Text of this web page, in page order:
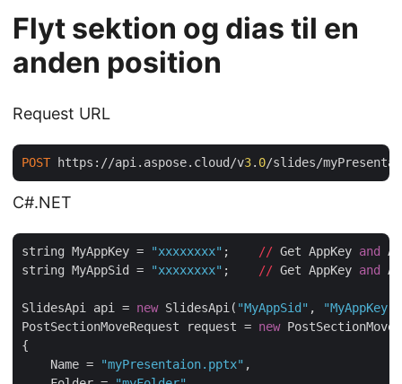
Flyt sektion og dias til en
anden position
Request URL
POST https://api.aspose.cloud/v3. 0/slides/
C#.NET
string MyAppKey = "xxxxxxxx" ; // Get AppKey and
string MyAppSid =
"xxxxxxxx" ; // Get AppKey and
SlidesApi api = new SlidesApi( "MyAppSid" , "MyAppKey"
PostSectionMoveRequest request = new
{
    Name =
"myPresentaion.pptx" ,